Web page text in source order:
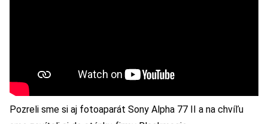
Pozreli sme si aj fotoaparát Sony Alpha 77 II a na chvíľu